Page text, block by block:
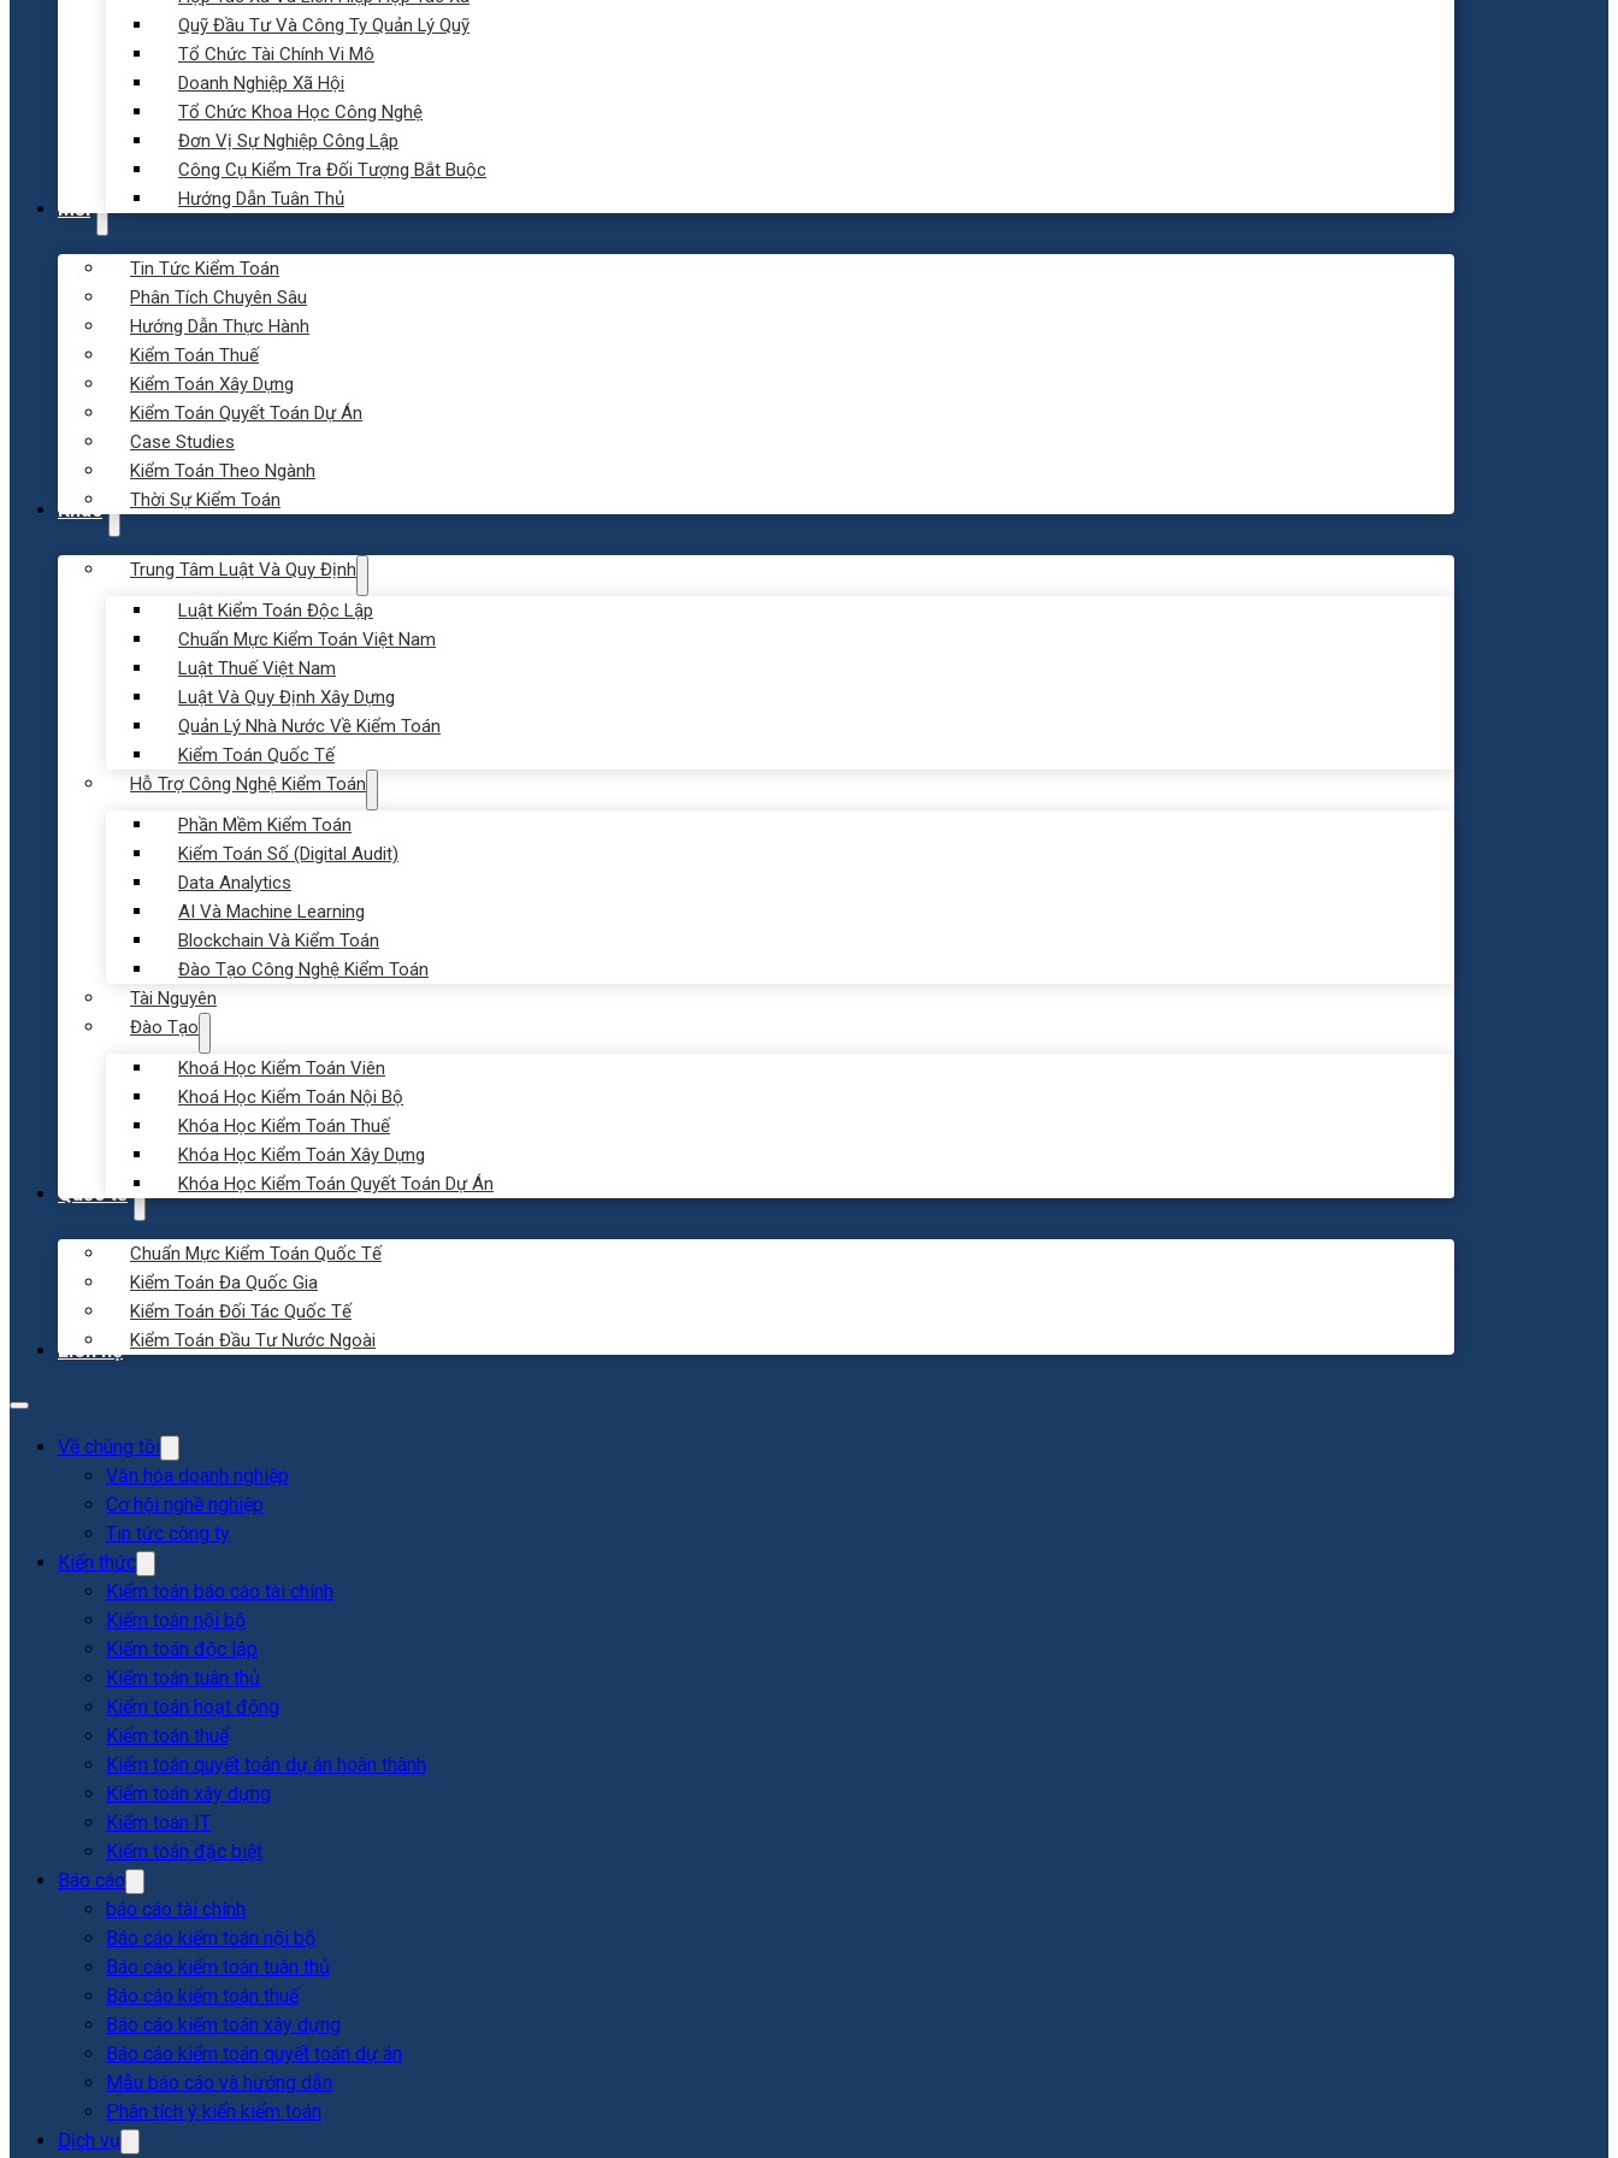
Quỹ Đầu Tư Và Công Ty Quản Lý Quỹ
Tổ Chức Tài Chính Vi Mô
Doanh Nghiệp Xã Hội
Tổ Chức Khoa Học Công Nghệ
Đơn Vị Sự Nghiệp Công Lập
Công Cụ Kiểm Tra Đối Tượng Bắt Buộc
Hướng Dẫn Tuân Thủ
Mới
Tin Tức Kiểm Toán
Phân Tích Chuyên Sâu
Hướng Dẫn Thực Hành
Kiểm Toán Thuế
Kiểm Toán Xây Dựng
Kiểm Toán Quyết Toán Dự Án
Case Studies
Kiểm Toán Theo Ngành
Thời Sự Kiểm Toán
Khác
Trung Tâm Luật Và Quy Định
Luật Kiểm Toán Độc Lập
Chuẩn Mực Kiểm Toán Việt Nam
Luật Thuế Việt Nam
Luật Và Quy Định Xây Dựng
Quản Lý Nhà Nước Về Kiểm Toán
Kiểm Toán Quốc Tế
Hỗ Trợ Công Nghệ Kiểm Toán
Phần Mềm Kiểm Toán
Kiểm Toán Số (Digital Audit)
Data Analytics
AI Và Machine Learning
Blockchain Và Kiểm Toán
Đào Tạo Công Nghệ Kiểm Toán
Tài Nguyên
Đào Tạo
Khoá Học Kiểm Toán Viên
Khoá Học Kiểm Toán Nội Bộ
Khóa Học Kiểm Toán Thuế
Khóa Học Kiểm Toán Xây Dựng
Khóa Học Kiểm Toán Quyết Toán Dự Án
Quốc tế
Chuẩn Mực Kiểm Toán Quốc Tế
Kiểm Toán Đa Quốc Gia
Kiểm Toán Đối Tác Quốc Tế
Kiểm Toán Đầu Tư Nước Ngoài
Liên hệ
Về chúng tôi
Văn hóa doanh nghiệp
Cơ hội nghề nghiệp
Tin tức công ty
Kiến thức
Kiểm toán báo cáo tài chính
Kiểm toán nội bộ
Kiểm toán độc lập
Kiểm toán tuân thủ
Kiểm toán hoạt động
Kiểm toán thuế
Kiểm toán quyết toán dự án hoàn thành
Kiểm toán xây dựng
Kiểm toán IT
Kiểm toán đặc biệt
Báo cáo
báo cáo tài chính
Báo cáo kiểm toán nội bộ
Báo cáo kiểm toán tuân thủ
Báo cáo kiểm toán thuế
Báo cáo kiểm toán xây dựng
Báo cáo kiểm toán quyết toán dự án
Mẫu báo cáo và hướng dẫn
Phân tích ý kiến kiểm toán
Dịch vụ